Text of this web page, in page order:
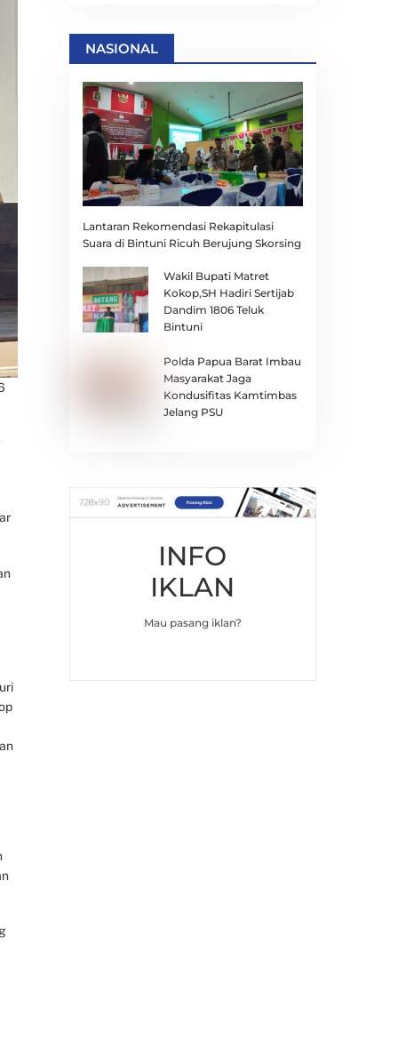
NASIONAL
Lantaran Rekomendasi Rekapitulasi
Suara di Bintuni Ricuh Berujung Skorsing
Wakil Bupati Matret
Kokop,SH Hadiri Sertijab
Dandim 1806 Teluk
Bintuni
Polda Papua Barat Imbau
Masyarakat Jaga
Kondusifitas Kamtimbas
Jelang PSU
INFO
IKLAN
Mau pasang iklan?